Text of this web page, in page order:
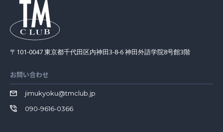
〒101-0047 東京都千代田区内神田3-8-6 神田外語学院8号館3階
お問い合わせ
jimukyoku@tmclub.jp
090-9616-0366